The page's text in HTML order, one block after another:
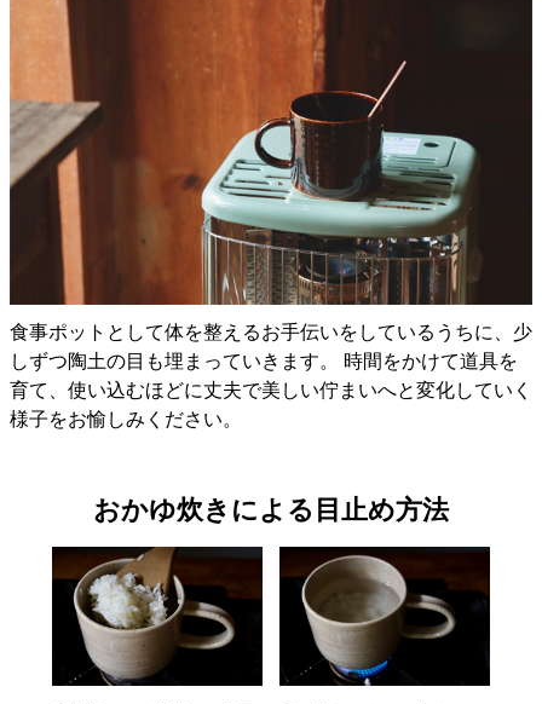
食事ポットとして体を整えるお手伝いをしているうちに、少
しずつ陶土の目も埋まっていきます。 時間をかけて道具を
育て、使い込むほどに丈夫で美しい佇まいへと変化していく
様子をお愉しみください。
おかゆ炊きによる目止め方法